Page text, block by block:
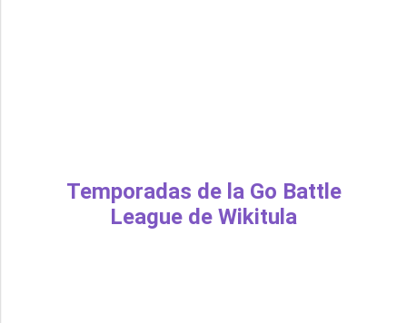
Temporadas de la Go Battle
League de Wikitula